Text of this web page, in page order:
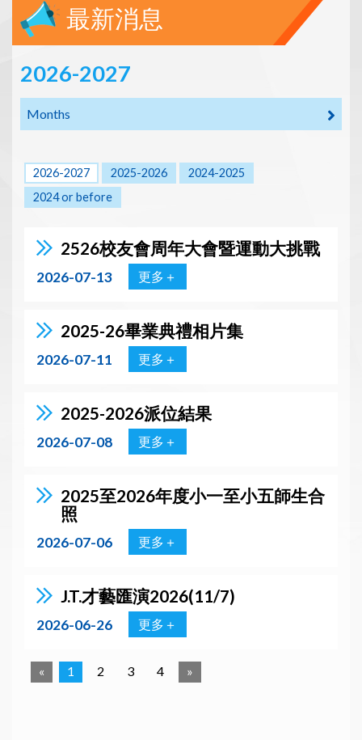
最新消息
2026-2027
Months
2026-2027 2025-2026
2024-2025
2024 or before
2526校友會周年大會暨運動大挑戰
2026-07-13 更多＋
2025-26畢業典禮相片集
2026-07-11 更多＋
2025-2026派位結果
2026-07-08 更多＋
2025至2026年度小一至小五師生合
照
2026-07-06 更多＋
J.T.才藝匯演2026(11/7)
2026-06-26 更多＋
« 1 2 3 4 »